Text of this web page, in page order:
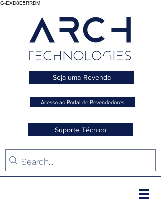
G-EXD8E5RRDM
Seja uma Revenda
Acesso ao Portal de Revendedores
Suporte Técnico